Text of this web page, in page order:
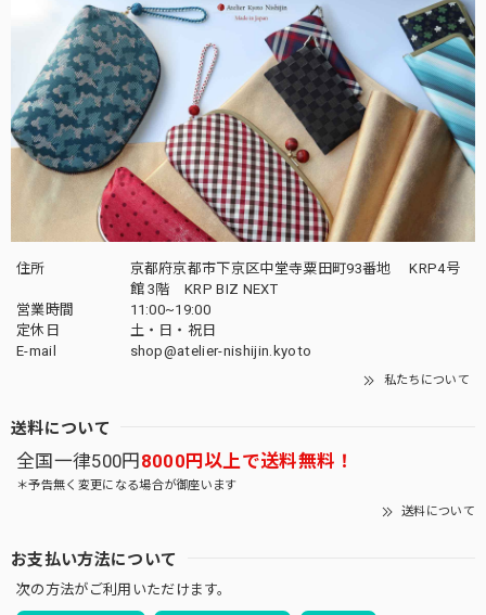
住所
京都府京都市下京区中堂寺粟田町93番地 KRP4号
館 3階 KRP BIZ NEXT
営業時間
11:00~19:00
定休日
土・日・祝日
E-mail
shop@atelier-nishijin.kyoto
私たちについて
送料について
全国一律500円 8000円以上で送料無料！
＊予告無く変更になる場合が御座います
送料について
お支払い方法について
次の方法がご利用いただけます。